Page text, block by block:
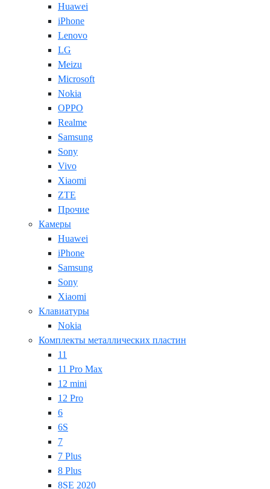
Huawei
iPhone
Lenovo
LG
Meizu
Microsoft
Nokia
OPPO
Realme
Samsung
Sony
Vivo
Xiaomi
ZTE
Прочие
Камеры
Huawei
iPhone
Samsung
Sony
Xiaomi
Клавиатуры
Nokia
Комплекты металлических пластин
11
11 Pro Max
12 mini
12 Pro
6
6S
7
7 Plus
8 Plus
8SE 2020